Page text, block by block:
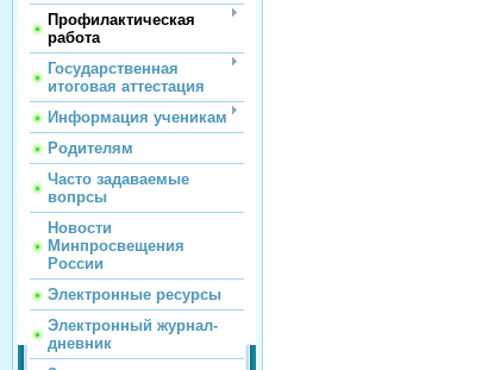
Профилактическая
работа
Государственная
итоговая аттестация
Информация ученикам
Родителям
Часто задаваемые
вопрсы
Новости
Минпросвещения
России
Электронные ресурсы
Электронный журнал-
дневник